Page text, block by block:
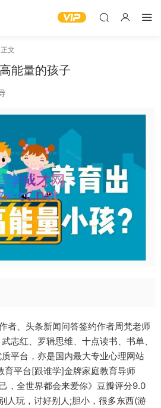
正文
能量的孩子
者、头条新闻问答签约作者周梵老师
志红、罗辑思维、十点读书、书单、
平台，亦是国内最大专业心理网站
育平台[跟谁学]金牌家庭教育导师
，全世界都会来爱你》豆瓣评分9.0
人玩，讨好别人;胆小，很多东西(游